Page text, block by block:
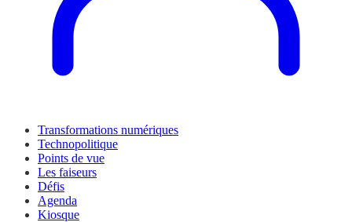
Transformations numériques
Technopolitique
Points de vue
Les faiseurs
Défis
Agenda
Kiosque